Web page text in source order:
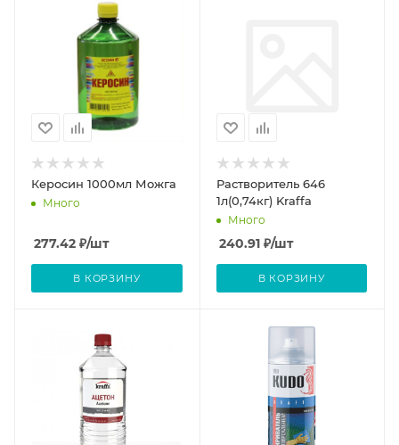
Керосин 1000мл Можга
Много
277.42 ₽/шт
В КОРЗИНУ
Растворитель 646
1л(0,74кг) Kraffa
Много
240.91₽/шт
В КОРЗИНУ